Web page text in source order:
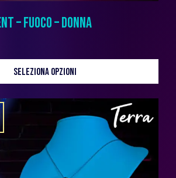
– FUOCO – DONNA
SELEZIONA OPZIONI